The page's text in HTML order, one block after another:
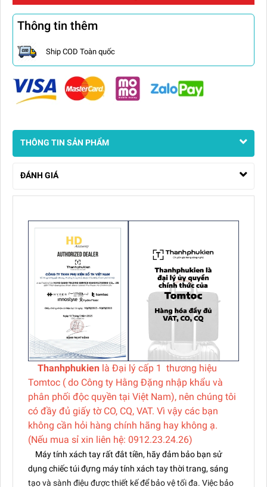
Thông tin thêm
Ship COD Toàn quốc
THÔNG TIN SẢN PHẨM
ĐÁNH GIÁ
Thanhphukien là Đại lý cấp 1 thương hiệu
Tomtoc ( do Công ty Hằng Đặng nhập khẩu và
phân phối độc quyền tại Việt Nam), nên chúng tôi
có đầy đủ giấy tờ CO, CQ, VAT. Vì vậy các bạn
không cần hỏi hàng chính hãng hay không ạ.
(Nếu mua sỉ xin liên hệ: 0912.23.24.26)
Máy tính xách tay rất đắt tiền, hãy đảm bảo bạn sử
dụng chiếc túi đựng máy tính xách tay thời trang, sáng
tạo và sành điệu được thiết kế để bảo vệ tối đa. Việc bảo